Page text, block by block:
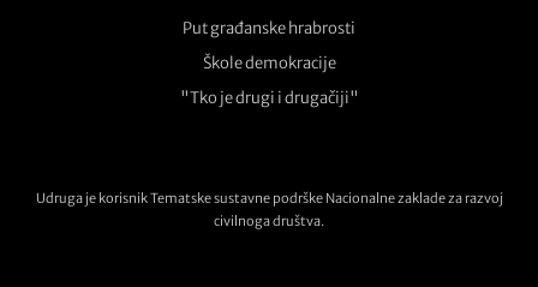
Put građanske hrabrosti
Škole demokracije
"Tko je drugi i drugačiji"
Udruga je korisnik Tematske sustavne podrške Nacionalne zaklade za razvoj
civilnoga društva.